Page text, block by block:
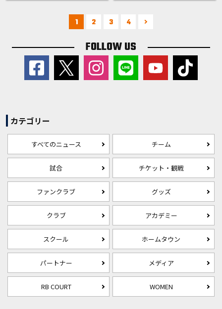
1 2 3 4
FOLLOW US
カテゴリー
すべてのニュース チーム
試合 チケット・観戦
ファンクラブ グッズ
クラブ アカデミー
スクール ホームタウン
パートナー メディア
RB COURT WOMEN